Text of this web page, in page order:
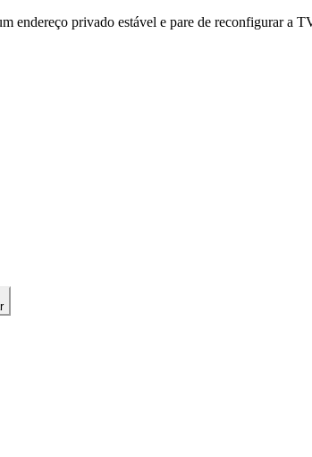
endereço privado estável e pare de reconfigurar a